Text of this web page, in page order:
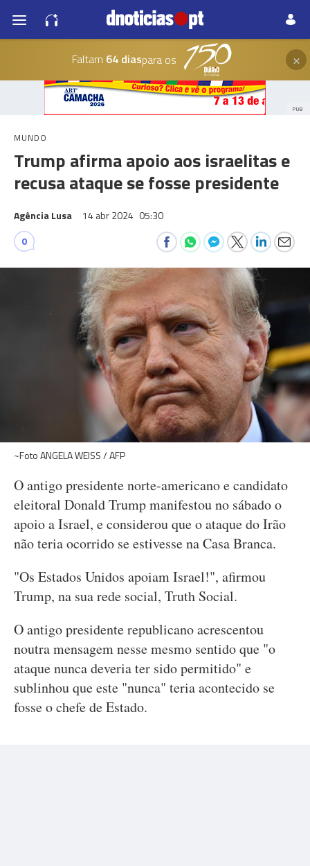
Faltam 64 diaspara os ×
PUB
MUNDO
Trump afirma apoio aos israelitas e
recusa ataque se fosse presidente
Agência Lusa 14 abr 2024 05:30
0
~Foto ANGELA WEISS / AFP
O antigo presidente norte-americano e candidato
eleitoral Donald Trump manifestou no sábado o
apoio a Israel, e considerou que o ataque do Irão
não teria ocorrido se estivesse na Casa Branca.
"Os Estados Unidos apoiam Israel!", afirmou
Trump, na sua rede social, Truth Social.
O antigo presidente republicano acrescentou
noutra mensagem nesse mesmo sentido que "o
ataque nunca deveria ter sido permitido" e
sublinhou que este "nunca" teria acontecido se
fosse o chefe de Estado.